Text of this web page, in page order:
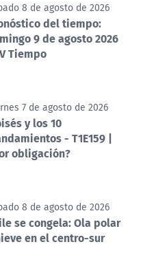
8 de agosto de 2026
del tiempo:
9 de agosto 2026
Tiempo
7 de agosto de 2026
y los 10
- T1E159 |
obligación?
8 de agosto de 2026
se congela: Ola polar
en el centro-sur